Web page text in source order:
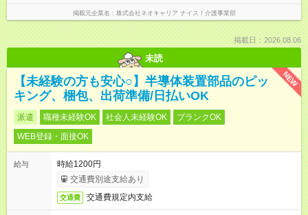
掲載元企業名 株式会社ネオキャリア ナイス！介護事業部
掲載日：2026.08.06
未読
NEW
【未経験の方も安心○】半導体装置部品のピッ
キング、梱包、出荷準備/日払いOK
派遣 職種未経験OK 社会人未経験OK
ブランクOK
WEB登録・面接OK
給与
時給1200円
交通費別途支給あり
交通費 交通費規定内支給